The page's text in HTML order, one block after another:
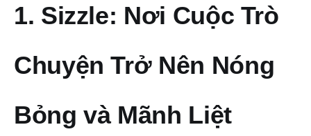
1. Sizzle: Nơi Cuộc Trò
Chuyện Trở Nên Nóng
Bỏng và Mãnh Liệt